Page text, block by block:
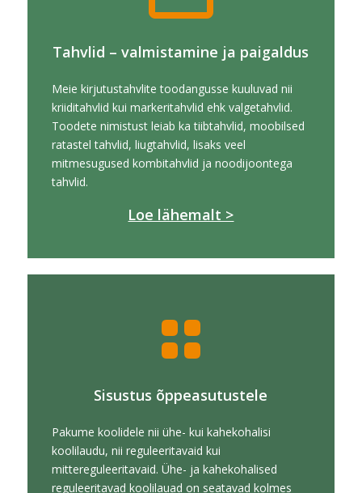
Tahvlid – valmistamine ja paigaldus
Meie kirjutustahvlite toodangusse kuuluvad nii
kriiditahvlid kui markeritahvlid ehk valgetahvlid.
Toodete nimistust leiab ka tiibtahvlid, moobilsed
ratastel tahvlid, liugtahvlid, lisaks veel
mitmesugused kombitahvlid ja noodijoontega
tahvlid.
Loe lähemalt >
Sisustus õppeasutustele
Pakume koolidele nii ühe- kui kahekohalisi
koolilaudu, nii reguleeritavaid kui
mittereguleeritavaid. Ühe- ja kahekohalised
reguleeritavad koolilauad on seatavad kolmes